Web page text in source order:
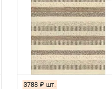
3788 ₽ шт.